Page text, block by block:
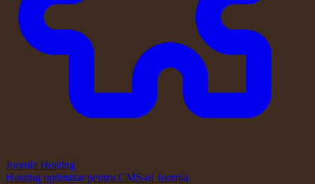
Joomla Hosting
Hosting optimizat pentru CMS-ul Joomla